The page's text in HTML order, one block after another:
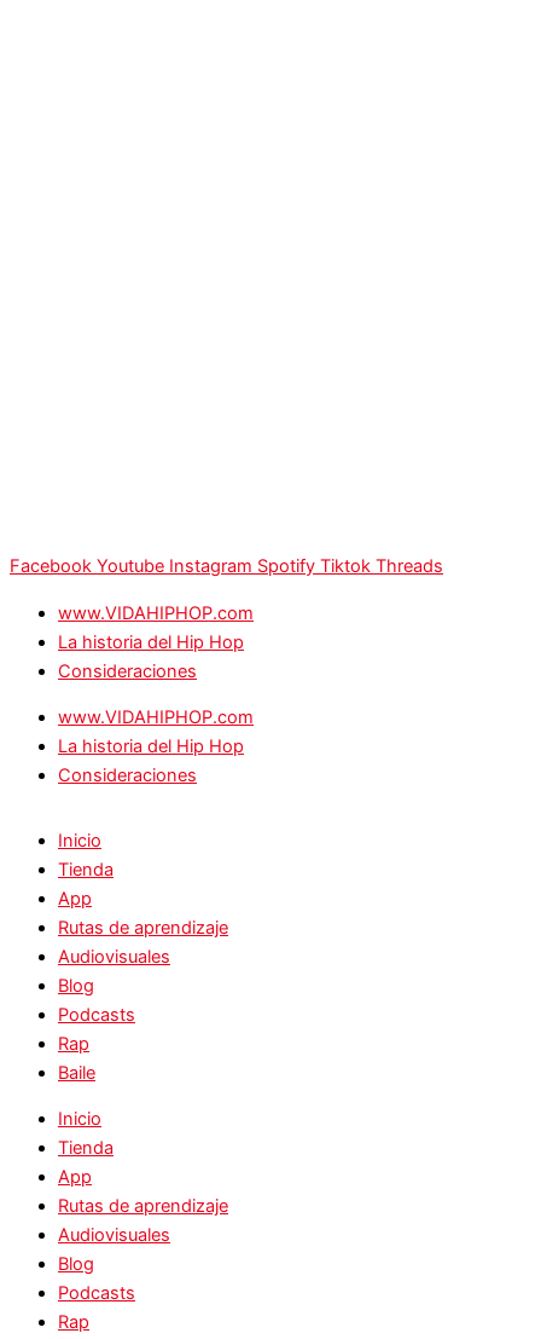
Facebook Youtube Instagram Spotify Tiktok Threads
www.VIDAHIPHOP.com
La historia del Hip Hop
Consideraciones
www.VIDAHIPHOP.com
La historia del Hip Hop
Consideraciones
Inicio
Tienda
App
Rutas de aprendizaje
Audiovisuales
Blog
Podcasts
Rap
Baile
Inicio
Tienda
App
Rutas de aprendizaje
Audiovisuales
Blog
Podcasts
Rap